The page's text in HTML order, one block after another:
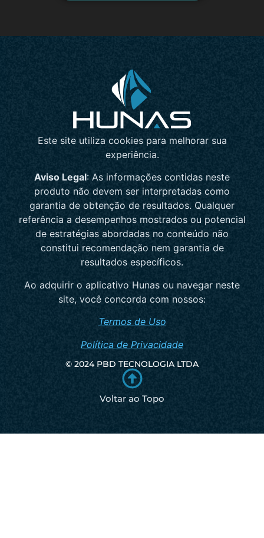
Este site utiliza cookies para melhorar sua
experiência.
Aviso Legal: As informações contidas neste
produto não devem ser interpretadas como
garantia de obtenção de resultados. Qualquer
referência a desempenhos mostrados ou potencial
de estratégias abordadas no conteúdo não
constitui recomendação nem garantia de
resultados específicos.
Ao adquirir o aplicativo Hunas ou navegar neste
site, você concorda com nossos:
Termos de Uso
Política de Privacidade
© 2024 PBD TECNOLOGIA LTDA
Voltar ao Topo